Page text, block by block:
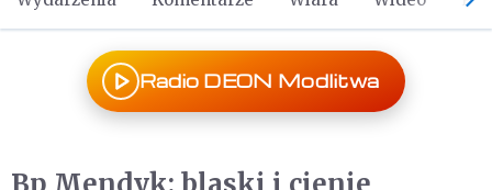
Radio DEON Modlitwa